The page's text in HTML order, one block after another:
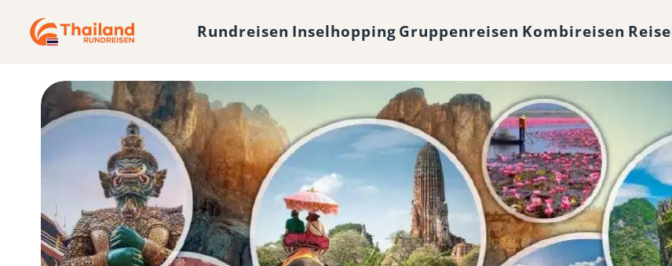
Rundreisen InselhoppingGruppenreisen Kombireisen